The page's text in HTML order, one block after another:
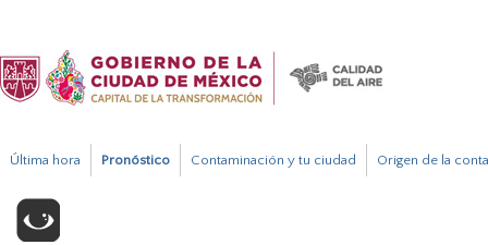
Última hora Pronóstico Contaminación y tu ciudad Origen de la